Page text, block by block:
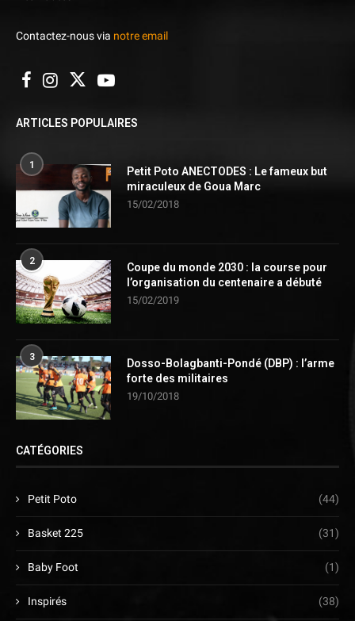
Contactez-nous via notre email
ARTICLES POPULAIRES
1
Petit Poto ANECTODES : Le fameux but
miraculeux de Goua Marc
15/02/2018
2
Coupe du monde 2030 : la course pour
l’organisation du centenaire a débuté
15/02/2019
3
Dosso-Bolagbanti-Pondé (DBP) : l’arme
forte des militaires
19/10/2018
CATÉGORIES
Petit Poto (44)
Basket 225 (31)
Baby Foot (1)
Inspirés (38)